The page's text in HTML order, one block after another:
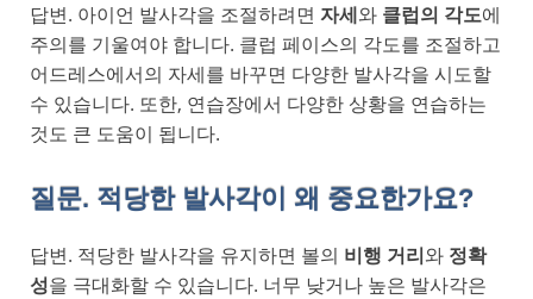
답변. 아이언 발사각을 조절하려면 자세와 클럽의 각도에
주의를 기울여야 합니다. 클럽 페이스의 각도를 조절하고
어드레스에서의 자세를 바꾸면 다양한 발사각을 시도할
수 있습니다. 또한, 연습장에서 다양한 상황을 연습하는
것도 큰 도움이 됩니다.
질문. 적당한 발사각이 왜 중요한가요?
답변. 적당한 발사각을 유지하면 볼의 비행 거리와 정확
성을 극대화할 수 있습니다. 너무 낮거나 높은 발사각은